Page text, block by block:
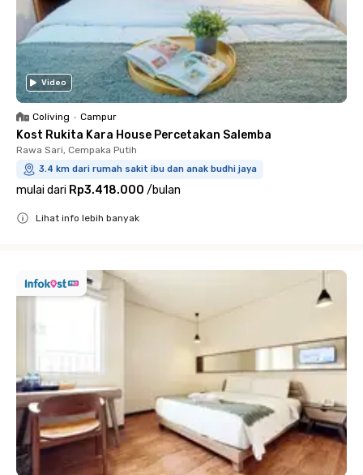
Video
Coliving • Campur
Kost Rukita Kara House Percetakan Salemba
Rawa Sari, Cempaka Putih
3.4 km dari rumah sakit ibu dan anak budhi jaya
mulai dari Rp3.418.000 /bulan
Lihat info lebih banyak